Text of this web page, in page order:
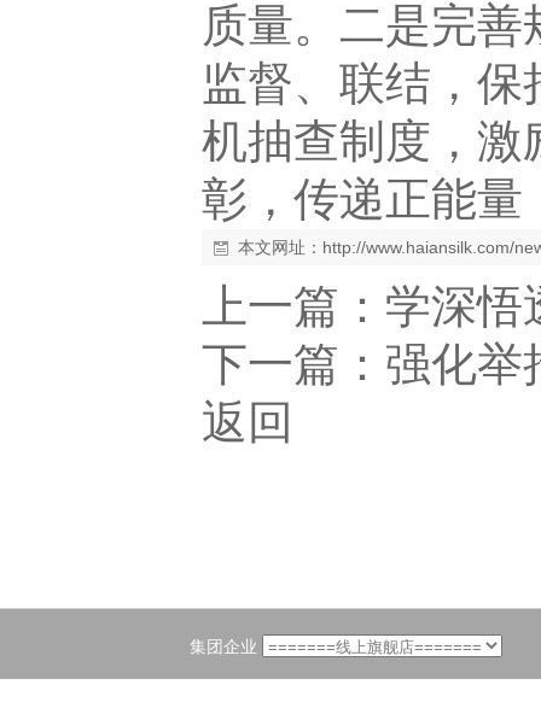
质量。二是完
监督、联结，
机抽查制度，激
彰，传递正能量
本文网址： http://www.haiansilk.com/
上一篇： 学深悟
下一篇： 强化举
返回
集团企业